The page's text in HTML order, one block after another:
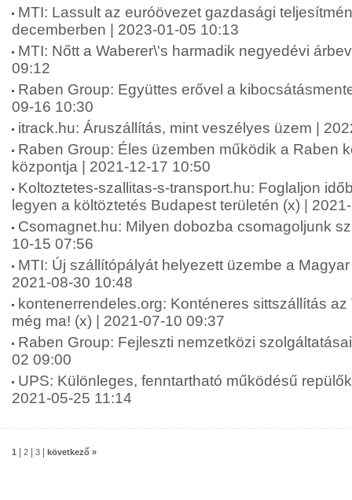
MTI: Lassult az euróövezet gazdasági
decemberben | 2023-01-05 10:13
MTI: Nőtt a Waberer\'s harmadik negyedévi
09:12
Raben Group: Együttes erővel a
09-16 10:30
itrack.hu: Áruszállítás, mint veszélyes üzem |
Raben Group: Éles üzemben működik a Raben
központja | 2021-12-17 10:50
Koltoztetes-szallitas-s-transport.hu: Foglaljon
legyen a költöztetés Budapest területén (x) |
Csomagnet.hu: Milyen dobozba csomagoljunk
10-15 07:56
MTI: Új szállítópályát helyezett üzembe a
2021-08-30 10:48
kontenerrendeles.org: Konténeres sittszállítás az
még ma! (x) | 2021-07-10 09:37
Raben Group: Fejleszti nemzetközi
02 09:00
UPS: Különleges, fenntartható működésű
2021-05-25 11:14
1 2 3 következő »